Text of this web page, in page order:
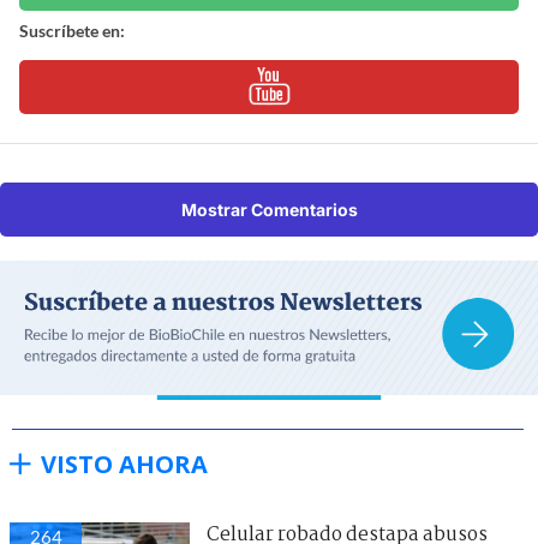
Suscríbete en:
Mostrar Comentarios
VISTO AHORA
264
Celular robado destapa abusos